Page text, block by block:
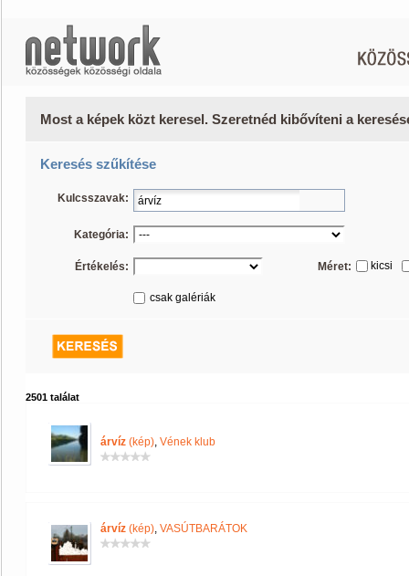
Most a képek közt keresel. Szeretnéd kibővíteni a
Keresés szűkítése
Kulcsszavak:
Kategória:
Értékelés: Méret: kicsi
csak galériák
2501 találat
árvíz (kép), Vének klub
árvíz (kép), VASÚTBARÁTOK